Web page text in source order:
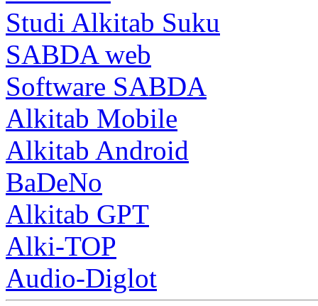
Studi Alkitab Suku
SABDA web
Software SABDA
Alkitab Mobile
Alkitab Android
BaDeNo
Alkitab GPT
Alki-TOP
Audio-Diglot